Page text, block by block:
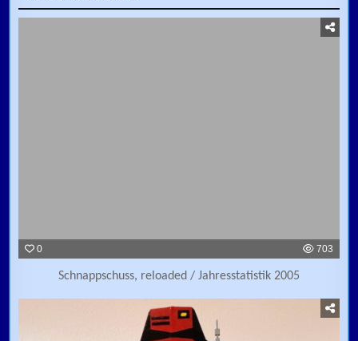
0 703
Schnappschuss, reloaded / Jahresstatistik 2005